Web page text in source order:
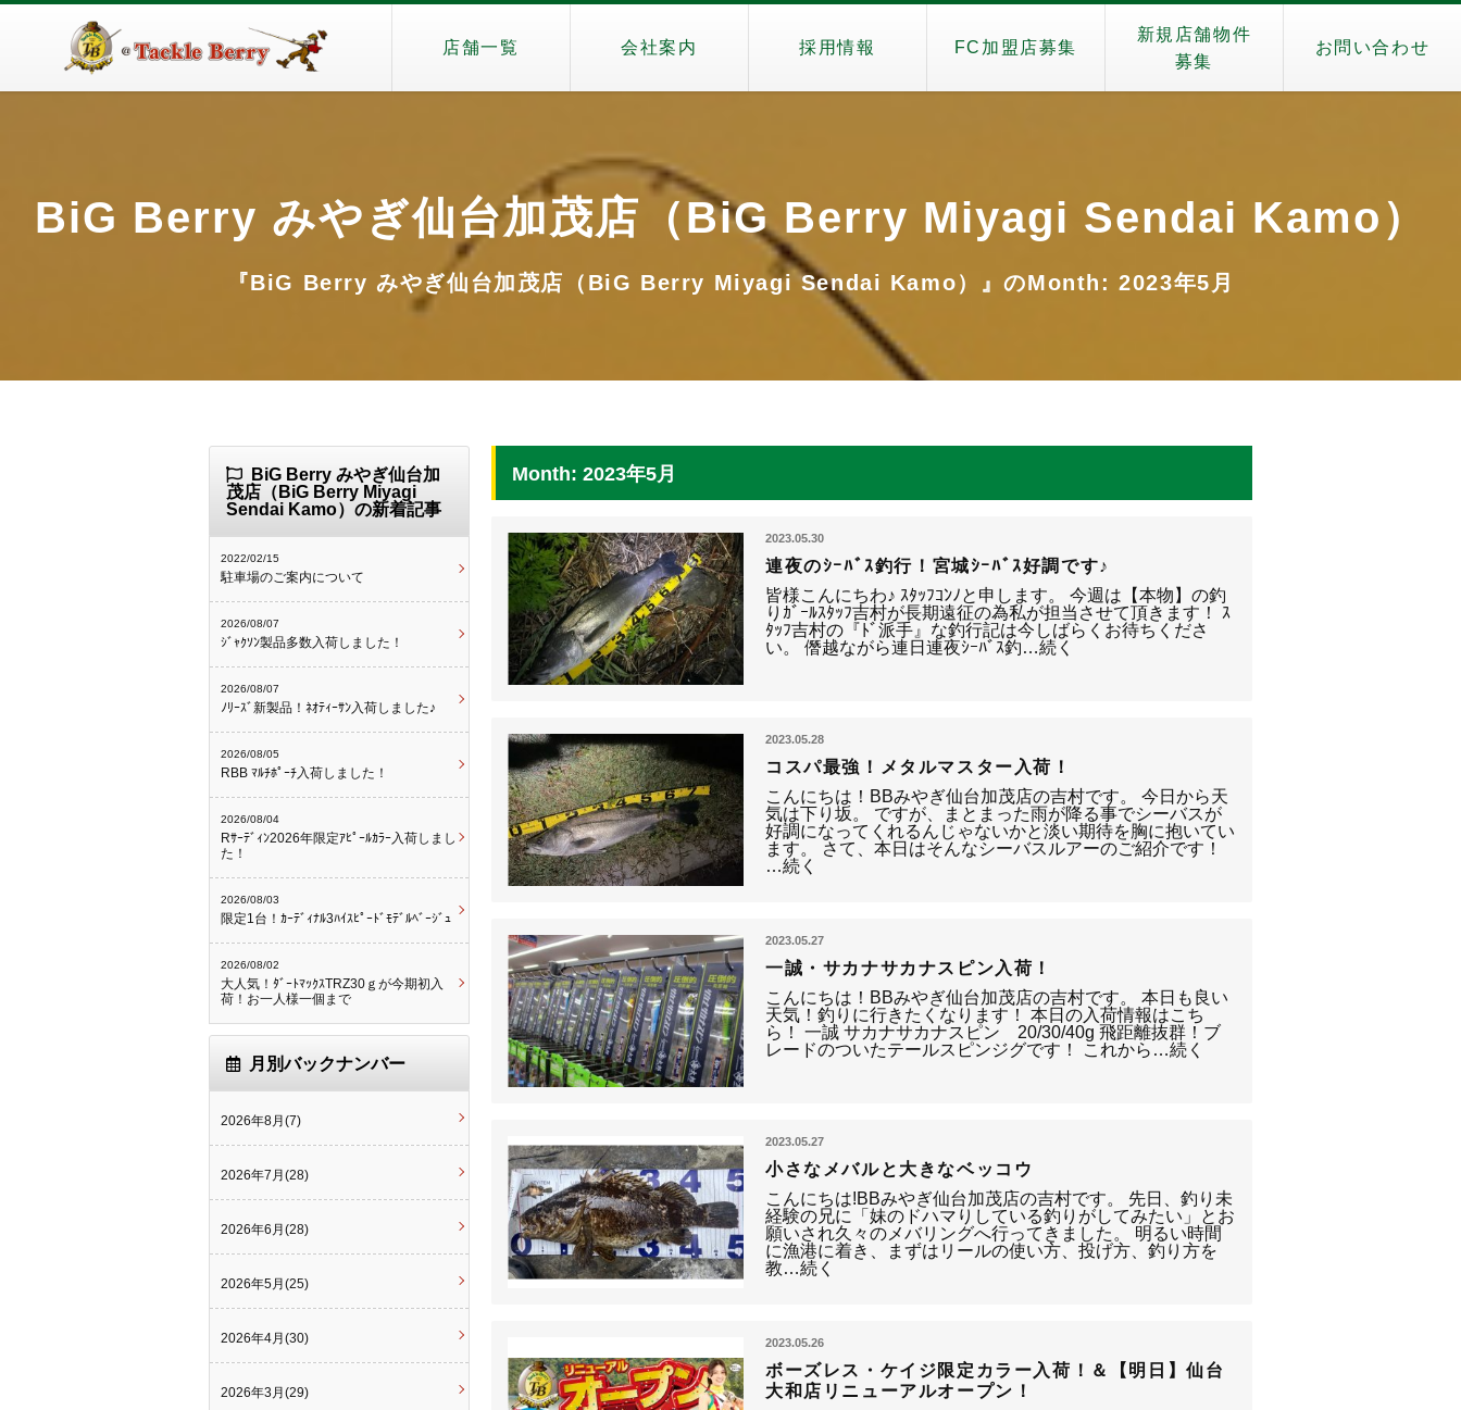
店舗一覧 会社案内 採用情報 FC加盟店募集
新規店舗物件
募集
お問い合わせ
BiG Berry みやぎ仙台加茂店（BiG Berry Miyagi Sendai Kamo）
『BiG Berry みやぎ仙台加茂店（BiG Berry Miyagi Sendai Kamo）』のMonth: 2023年5月
Month: 2023年5月
2023.05.30
連夜のｼｰﾊﾞｽ釣行！宮城ｼｰﾊﾞｽ好調です♪
皆様こんにちわ♪ ｽﾀｯﾌｺﾝﾉと申します。 今週は【本物】の釣
りｶﾞｰﾙｽﾀｯﾌ吉村が長期遠征の為私が担当させて頂きます！ ｽ
ﾀｯﾌ吉村の『ﾄﾞ派手』な釣行記は今しばらくお待ちくださ
い。 僭越ながら連日連夜ｼｰﾊﾞｽ釣…続く
2023.05.28
コスパ最強！メタルマスター入荷！
こんにちは！BBみやぎ仙台加茂店の吉村です。 今日から天
気は下り坂。 ですが、まとまった雨が降る事でシーバスが
好調になってくれるんじゃないかと淡い期待を胸に抱いてい
ます。 さて、本日はそんなシーバスルアーのご紹介です！
…続く
2023.05.27
一誠・サカナサカナスピン入荷！
こんにちは！BBみやぎ仙台加茂店の吉村です。 本日も良い
天気！釣りに行きたくなります！ 本日の入荷情報はこち
ら！ 一誠 サカナサカナスピン 20/30/40g 飛距離抜群！ブ
レードのついたテールスピンジグです！ これから…続く
2023.05.27
小さなメバルと大きなベッコウ
こんにちは!BBみやぎ仙台加茂店の吉村です。 先日、釣り未
経験の兄に「妹のドハマりしている釣りがしてみたい」とお
願いされ久々のメバリングへ行ってきました。 明るい時間
に漁港に着き、まずはリールの使い方、投げ方、釣り方を
教…続く
2023.05.26
ボーズレス・ケイジ限定カラー入荷！＆【明日】仙台
大和店リニューアルオープン！
BiG Berry みやぎ仙台加
茂店（BiG Berry Miyagi
Sendai Kamo）の新着記事
2022/02/15
駐車場のご案内について
2026/08/07
ｼﾞｬｸｿﾝ製品多数入荷しました！
2026/08/07
ﾉﾘｰｽﾞ新製品！ﾈｵﾃｨｰｻﾝ入荷しました♪
2026/08/05
RBB ﾏﾙﾁﾎﾟｰﾁ入荷しました！
2026/08/04
Rｻｰﾃﾞｨﾝ2026年限定ｱﾋﾟｰﾙｶﾗｰ入荷しまし
た！
2026/08/03
限定1台！ｶｰﾃﾞｨﾅﾙ3ﾊｲｽﾋﾟｰﾄﾞﾓﾃﾞﾙﾍﾞｰｼﾞｭ
2026/08/02
大人気！ﾀﾞｰﾄﾏｯｸｽTRZ30ｇが今期初入
荷！お一人様一個まで
月別バックナンバー
2026年8月(7)
2026年7月(28)
2026年6月(28)
2026年5月(25)
2026年4月(30)
2026年3月(29)